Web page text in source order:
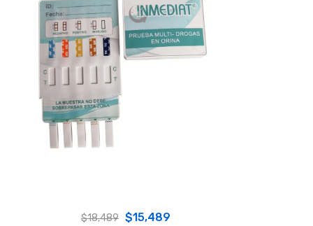
$18,489 Original
$15,489